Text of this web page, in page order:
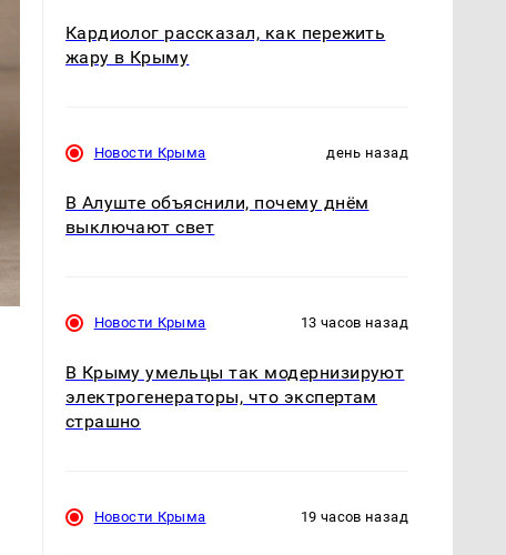
Кардиолог рассказал, как пережить
жару в Крыму
Новости Крыма день назад
В Алуште объяснили, почему днём
выключают свет
Новости Крыма 13 часов назад
В Крыму умельцы так модернизируют
электрогенераторы, что экспертам
страшно
Новости Крыма 19 часов назад